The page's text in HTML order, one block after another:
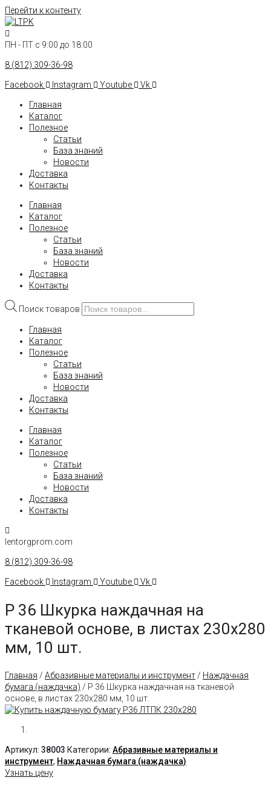
Перейти к контенту
ПН - ПТ с 9:00 до 18:00
8 (812) 309-36-98
Facebook Instagram Youtube Vk
Главная
Каталог
Полезное
Статьи
База знаний
Новости
Доставка
Контакты
Главная
Каталог
Полезное
Статьи
База знаний
Новости
Доставка
Контакты
Поиск товаров
Главная
Каталог
Полезное
Статьи
База знаний
Новости
Доставка
Контакты
Главная
Каталог
Полезное
Статьи
База знаний
Новости
Доставка
Контакты
lentorgprom.com
8 (812) 309-36-98
Facebook Instagram Youtube Vk
Р 36 Шкурка наждачная на
тканевой основе, в листах 230х280
мм, 10 шт.
Главная / Абразивные материалы и инструмент / Наждачная
бумага (наждачка) / Р 36 Шкурка наждачная на тканевой
основе, в листах 230х280 мм, 10 шт.
Артикул: 38003 Категории: Абразивные материалы и
инструмент, Наждачная бумага (наждачка)
Узнать цену